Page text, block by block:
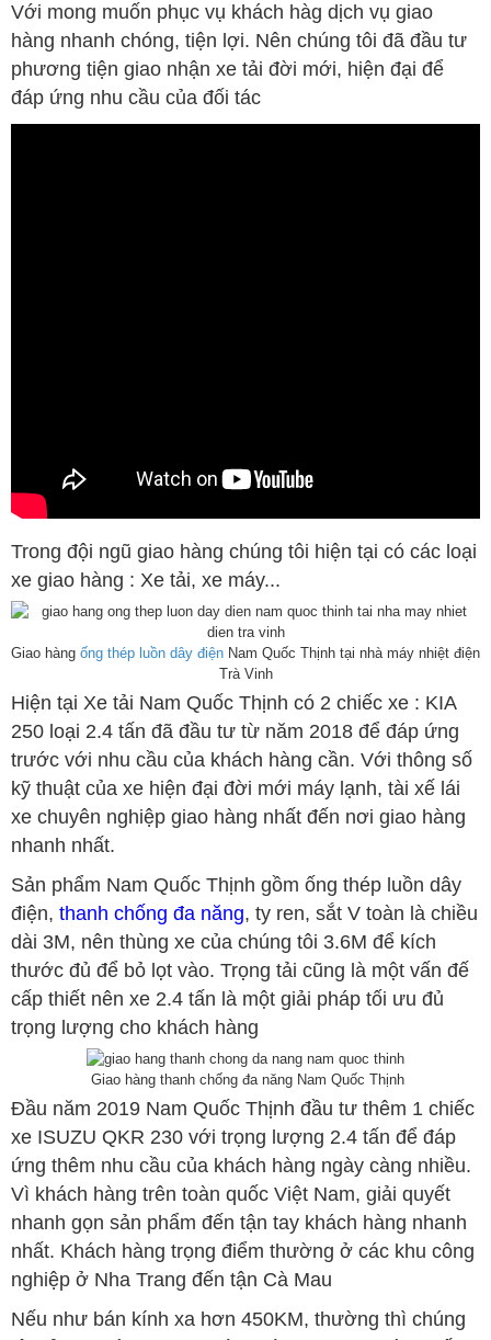
Với mong muốn phục vụ khách hàg dịch vụ giao
hàng nhanh chóng, tiện lợi. Nên chúng tôi đã đầu tư
phương tiện giao nhận xe tải đời mới, hiện đại để
đáp ứng nhu cầu của đối tác
Trong đội ngũ giao hàng chúng tôi hiện tại có các loại
xe giao hàng : Xe tải, xe máy...
Giao hàng ống thép luồn dây điện Nam Quốc Thịnh tại nhà máy nhiệt điện
Trà Vinh
Hiện tại Xe tải Nam Quốc Thịnh có 2 chiếc xe : KIA
250 loại 2.4 tấn đã đầu tư từ năm 2018 để đáp ứng
trước với nhu cầu của khách hàng cần. Với thông số
kỹ thuật của xe hiện đại đời mới máy lạnh, tài xế lái
xe chuyên nghiệp giao hàng nhất đến nơi giao hàng
nhanh nhất.
Sản phẩm Nam Quốc Thịnh gồm ống thép luồn dây
điện, thanh chống đa năng, ty ren, sắt V toàn là chiều
dài 3M, nên thùng xe của chúng tôi 3.6M để kích
thước đủ để bỏ lọt vào. Trọng tải cũng là một vấn đế
cấp thiết nên xe 2.4 tấn là một giải pháp tối ưu đủ
trọng lượng cho khách hàng
Giao hàng thanh chống đa năng Nam Quốc Thịnh
Đầu năm 2019 Nam Quốc Thịnh đầu tư thêm 1 chiếc
xe ISUZU QKR 230 với trọng lượng 2.4 tấn để đáp
ứng thêm nhu cầu của khách hàng ngày càng nhiều.
Vì khách hàng trên toàn quốc Việt Nam, giải quyết
nhanh gọn sản phẩm đến tận tay khách hàng nhanh
nhất. Khách hàng trọng điểm thường ở các khu công
nghiệp ở Nha Trang đến tận Cà Mau
Nếu như bán kính xa hơn 450KM, thường thì chúng